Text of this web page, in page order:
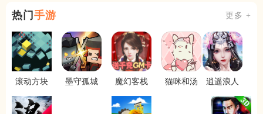
热门 手游 更多 +
滚动方块 墨守孤城 魔幻客栈 猫咪和汤 逍遥浪人